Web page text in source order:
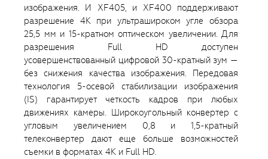
изображения. И XF405, и XF400 поддерживают
разрешение 4K при ультрашироком угле обзора
25,5 мм и 15-кратном оптическом увеличении. Для
разрешения Full HD доступен
усовершенствованный цифровой 30-кратный зум —
без снижения качества изображения. Передовая
технология 5-осевой стабилизации изображения
(IS) гарантирует четкость кадров при любых
движениях камеры. Широкоугольный конвертер с
угловым увеличением 0,8 и 1,5-кратный
телеконвертер дают еще больше возможностей
съемки в форматах 4K и Full HD.